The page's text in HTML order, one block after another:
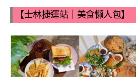
【士林捷運站｜美食懶人包】